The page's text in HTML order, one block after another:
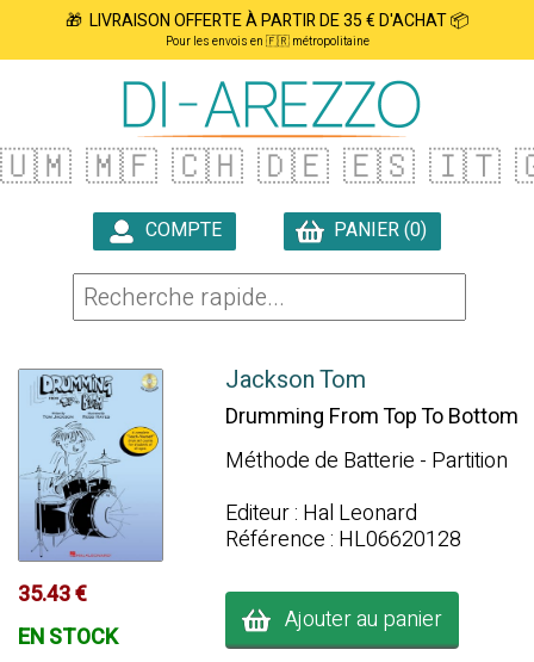
🎁 LIVRAISON OFFERTE À PARTIR DE 35 € D'ACHAT 📦
Pour les envois en 🇫🇷 métropolitaine
🇺🇲 🇲🇫 🇨🇭 🇩🇪 🇪🇸 🇮🇹
COMPTE
PANIER (0)
35.43 €
EN STOCK
Jackson Tom
Drumming From Top To Bottom
Méthode de Batterie - Partition
Editeur : Hal Leonard
Référence : HL06620128
Ajouter au panier